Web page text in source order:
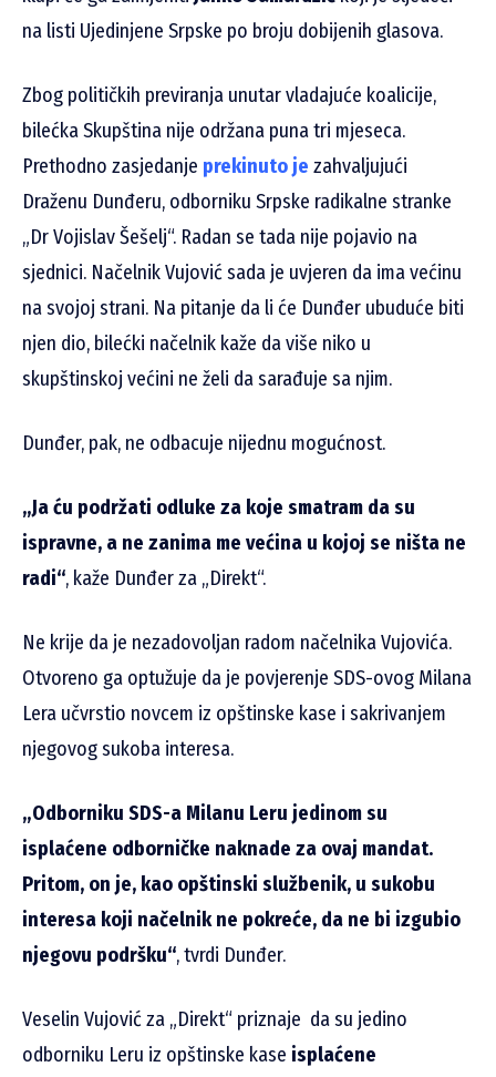
na listi Ujedinjene Srpske po broju dobijenih glasova.
Zbog političkih previranja unutar vladajuće koalicije,
bilećka Skupština nije održana puna tri mjeseca.
Prethodno zasjedanje prekinuto je zahvaljujući
Draženu Dunđeru, odborniku Srpske radikalne stranke
„Dr Vojislav Šešelj“. Radan se tada nije pojavio na
sjednici. Načelnik Vujović sada je uvjeren da ima većinu
na svojoj strani. Na pitanje da li će Dunđer ubuduće biti
njen dio, bilećki načelnik kaže da više niko u
skupštinskoj većini ne želi da sarađuje sa njim.
Dunđer, pak, ne odbacuje nijednu mogućnost.
„Ja ću podržati odluke za koje smatram da su
ispravne, a ne zanima me većina u kojoj se ništa ne
radi“, kaže Dunđer za „Direkt“.
Ne krije da je nezadovoljan radom načelnika Vujovića.
Otvoreno ga optužuje da je povjerenje SDS-ovog Milana
Lera učvrstio novcem iz opštinske kase i sakrivanjem
njegovog sukoba interesa.
„Odborniku SDS-a Milanu Leru jedinom su
isplaćene odborničke naknade za ovaj mandat.
Pritom, on je, kao opštinski službenik, u sukobu
interesa koji načelnik ne pokreće, da ne bi izgubio
njegovu podršku“, tvrdi Dunđer.
Veselin Vujović za „Direkt“ priznaje da su jedino
odborniku Leru iz opštinske kase isplaćene